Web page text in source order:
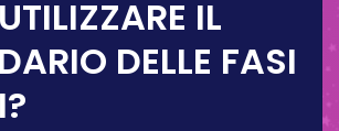
IL
DELLE FASI